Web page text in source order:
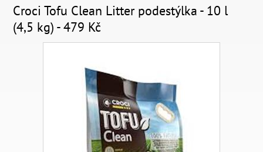
Croci Tofu Clean Litter podestýlka - 10 l
(4,5 kg) - 479 Kč